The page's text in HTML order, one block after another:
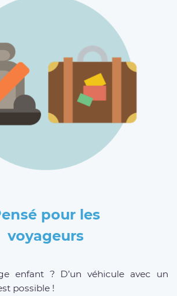
pour les
voyageurs
enfant ? D’un véhicule avec un
possible !